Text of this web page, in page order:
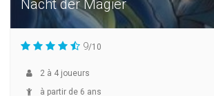
Nacht der Magier
9/10
2 à 4 joueurs
à partir de 6 ans